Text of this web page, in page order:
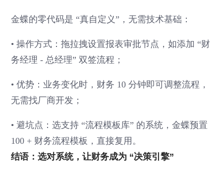
金蝶的零代码是 “真自定义”，无需技术基础：
• 操作方式：拖拉拽设置报表审批节点，如添加 “财
务经理 - 总经理” 双签流程；
• 优势：业务变化时，财务 10 分钟即可调整流程，
无需找厂商开发；
• 避坑点：选支持 “流程模板库” 的系统，金蝶预置
100 + 财务流程模板，直接复用。
结语：选对系统，让财务成为 “决策引擎”